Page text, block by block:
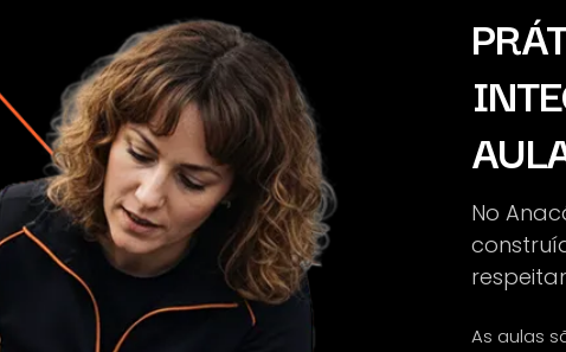
No
As aulas